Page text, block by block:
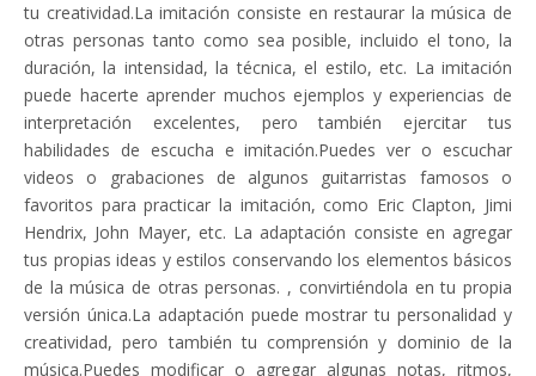
tu creatividad.La imitación consiste en restaurar la música de
otras personas tanto como sea posible, incluido el tono, la
duración, la intensidad, la técnica, el estilo, etc. La imitación
puede hacerte aprender muchos ejemplos y experiencias de
interpretación excelentes, pero también ejercitar tus
habilidades de escucha e imitación.Puedes ver o escuchar
videos o grabaciones de algunos guitarristas famosos o
favoritos para practicar la imitación, como Eric Clapton, Jimi
Hendrix, John Mayer, etc. La adaptación consiste en agregar
tus propias ideas y estilos conservando los elementos básicos
de la música de otras personas. , convirtiéndola en tu propia
versión única.La adaptación puede mostrar tu personalidad y
creatividad, pero también tu comprensión y dominio de la
música.Puedes modificar o agregar algunas notas, ritmos,